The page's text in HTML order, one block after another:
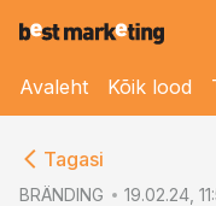
Avaleht Kõik lood
Tagasi
BRÄNDING 19.02.24,